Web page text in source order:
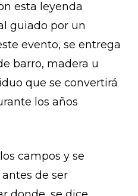
esta leyenda
guiado por un
evento, se entrega
barro, madera u
que se convertirá
los años
campos y se
de ser